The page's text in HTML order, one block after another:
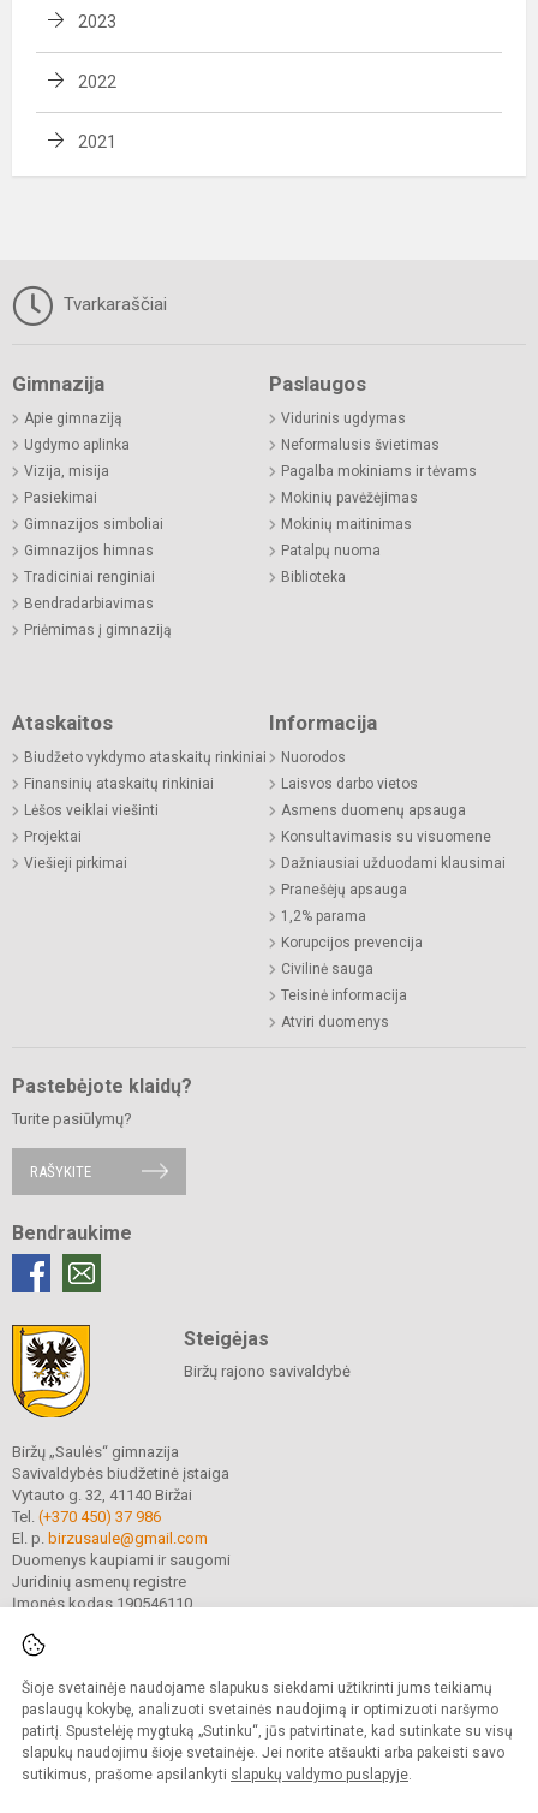
Šioje svetainėje naudojame slapukus siekdami užtikrinti jums teikiamų
paslaugų kokybę, analizuoti svetainės naudojimą ir optimizuoti naršymo
patirtį. Spustelėję mygtuką „Sutinku“, jūs patvirtinate, kad sutinkate su visų
slapukų naudojimu šioje svetainėje. Jei norite atšaukti arba pakeisti savo
sutikimus, prašome apsilankyti slapukų valdymo puslapyje.
2023
2022
2021
Tvarkaraščiai
Gimnazija
Apie gimnaziją
Ugdymo aplinka
Vizija, misija
Pasiekimai
Gimnazijos simboliai
Gimnazijos himnas
Tradiciniai renginiai
Bendradarbiavimas
Priėmimas į gimnaziją
Paslaugos
Vidurinis ugdymas
Neformalusis švietimas
Pagalba mokiniams ir tėvams
Mokinių pavėžėjimas
Mokinių maitinimas
Patalpų nuoma
Biblioteka
Ataskaitos
Biudžeto vykdymo ataskaitų rinkiniai
Finansinių ataskaitų rinkiniai
Lėšos veiklai viešinti
Projektai
Viešieji pirkimai
Informacija
Nuorodos
Laisvos darbo vietos
Asmens duomenų apsauga
Konsultavimasis su visuomene
Dažniausiai užduodami klausimai
Pranešėjų apsauga
1,2% parama
Korupcijos prevencija
Civilinė sauga
Teisinė informacija
Atviri duomenys
Pastebėjote klaidų?
Turite pasiūlymų?
RAŠYKITE
Bendraukime
Steigėjas
Biržų rajono savivaldybė
Biržų „Saulės“ gimnazija
Savivaldybės biudžetinė įstaiga
Vytauto g. 32, 41140 Biržai
Tel. (+370 450) 37 986
El. p. birzusaule@gmail.com
Duomenys kaupiami ir saugomi
Juridinių asmenų registre
Įmonės kodas 190546110
© 2021. Biržų „Saulės“ gimnazija. Visos teisės saugomos.
Kopijuoti turinį be raštiško gimnazijos sutikimo griežtai draudžiama.
Prieinamumo paraiška Slapukų valdymas
Sumanus būdas atnaujinti